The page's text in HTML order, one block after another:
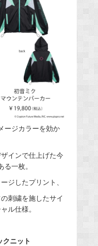
ージカラーを効か
インで仕上げた今
一枚。
ジしたプリント、
刺繍を施したサイ
ル仕様。
ニット